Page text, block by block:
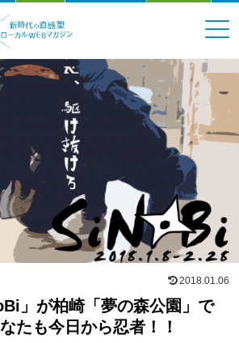
2018.01.06
」が柏崎「夢の森公園」で
たも今日から忍者！！